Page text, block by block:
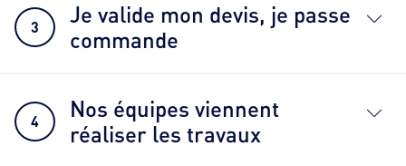
3
Je valide mon devis, je passe
commande
4
Nos équipes viennent
réaliser les travaux